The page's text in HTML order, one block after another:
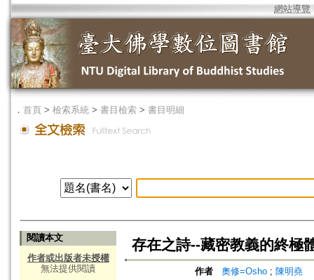
網站導覽
． 首頁 > 檢索系統 > 書目檢索 > 書目明細
閱讀本文
作者或出版者未授權
無法提供閱讀
存在之詩--藏密教義的終極
作者 奧修=Osho ; 陳明堯